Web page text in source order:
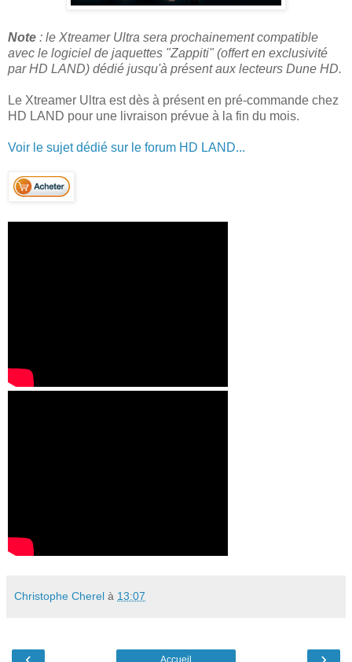
Note : le Xtreamer Ultra sera prochainement compatible
avec le logiciel de jaquettes "Zappiti" (offert en exclusivité
par HD LAND) dédié jusqu'à présent aux lecteurs Dune HD.
Le Xtreamer Ultra est dès à présent en pré-commande chez
HD LAND pour une livraison prévue à la fin du mois.
Voir le sujet dédié sur le forum HD LAND...
Christophe Cherel à 13:07
Accueil